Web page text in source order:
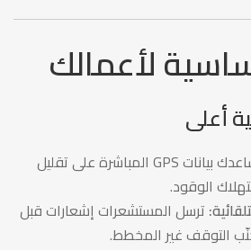
لأعمالك
تساعدك بيانات GPS المباشرة على تقليل
الوقود.
ترسل المستشعرات إشعارات قبل
التوقف غير المخطط.